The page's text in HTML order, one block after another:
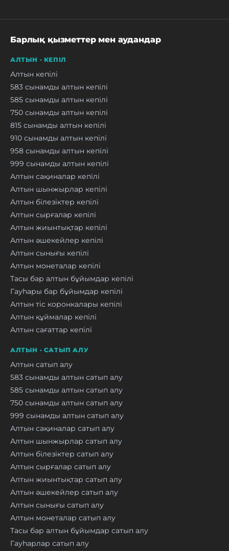
Барлық қызметтер мен аудандар
АЛТЫН · КЕПІЛ
Алтын кепілі
583 сынамды алтын кепілі
585 сынамды алтын кепілі
750 сынамды алтын кепілі
815 сынамды алтын кепілі
910 сынамды алтын кепілі
958 сынамды алтын кепілі
999 сынамды алтын кепілі
Алтын сақиналар кепілі
Алтын шынжырлар кепілі
Алтын білезіктер кепілі
Алтын сырғалар кепілі
Алтын жиынтықтар кепілі
Алтын әшекейлер кепілі
Алтын сынығы кепілі
Алтын монеталар кепілі
Тасы бар алтын бұйымдар кепілі
Гауһары бар бұйымдар кепілі
Алтын тіс коронкалары кепілі
Алтын құймалар кепілі
Алтын сағаттар кепілі
АЛТЫН · САТЫП АЛУ
Алтын сатып алу
583 сынамды алтын сатып алу
585 сынамды алтын сатып алу
750 сынамды алтын сатып алу
999 сынамды алтын сатып алу
Алтын сақиналар сатып алу
Алтын шынжырлар сатып алу
Алтын білезіктер сатып алу
Алтын сырғалар сатып алу
Алтын жиынтықтар сатып алу
Алтын әшекейлер сатып алу
Алтын сынығы сатып алу
Алтын монеталар сатып алу
Тасы бар алтын бұйымдар сатып алу
Гауһарлар сатып алу